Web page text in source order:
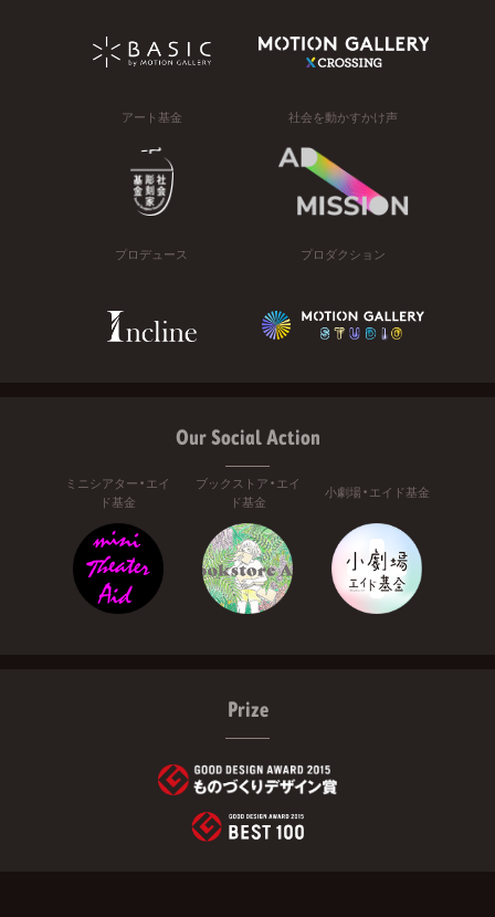
アート基金 社会を動かすかけ声
プロデュース プロダクション
Our Social Action
ミニシアター・エイ
ド基金
ブックストア・エイ
ド基金
小劇場・エイド基金
Prize